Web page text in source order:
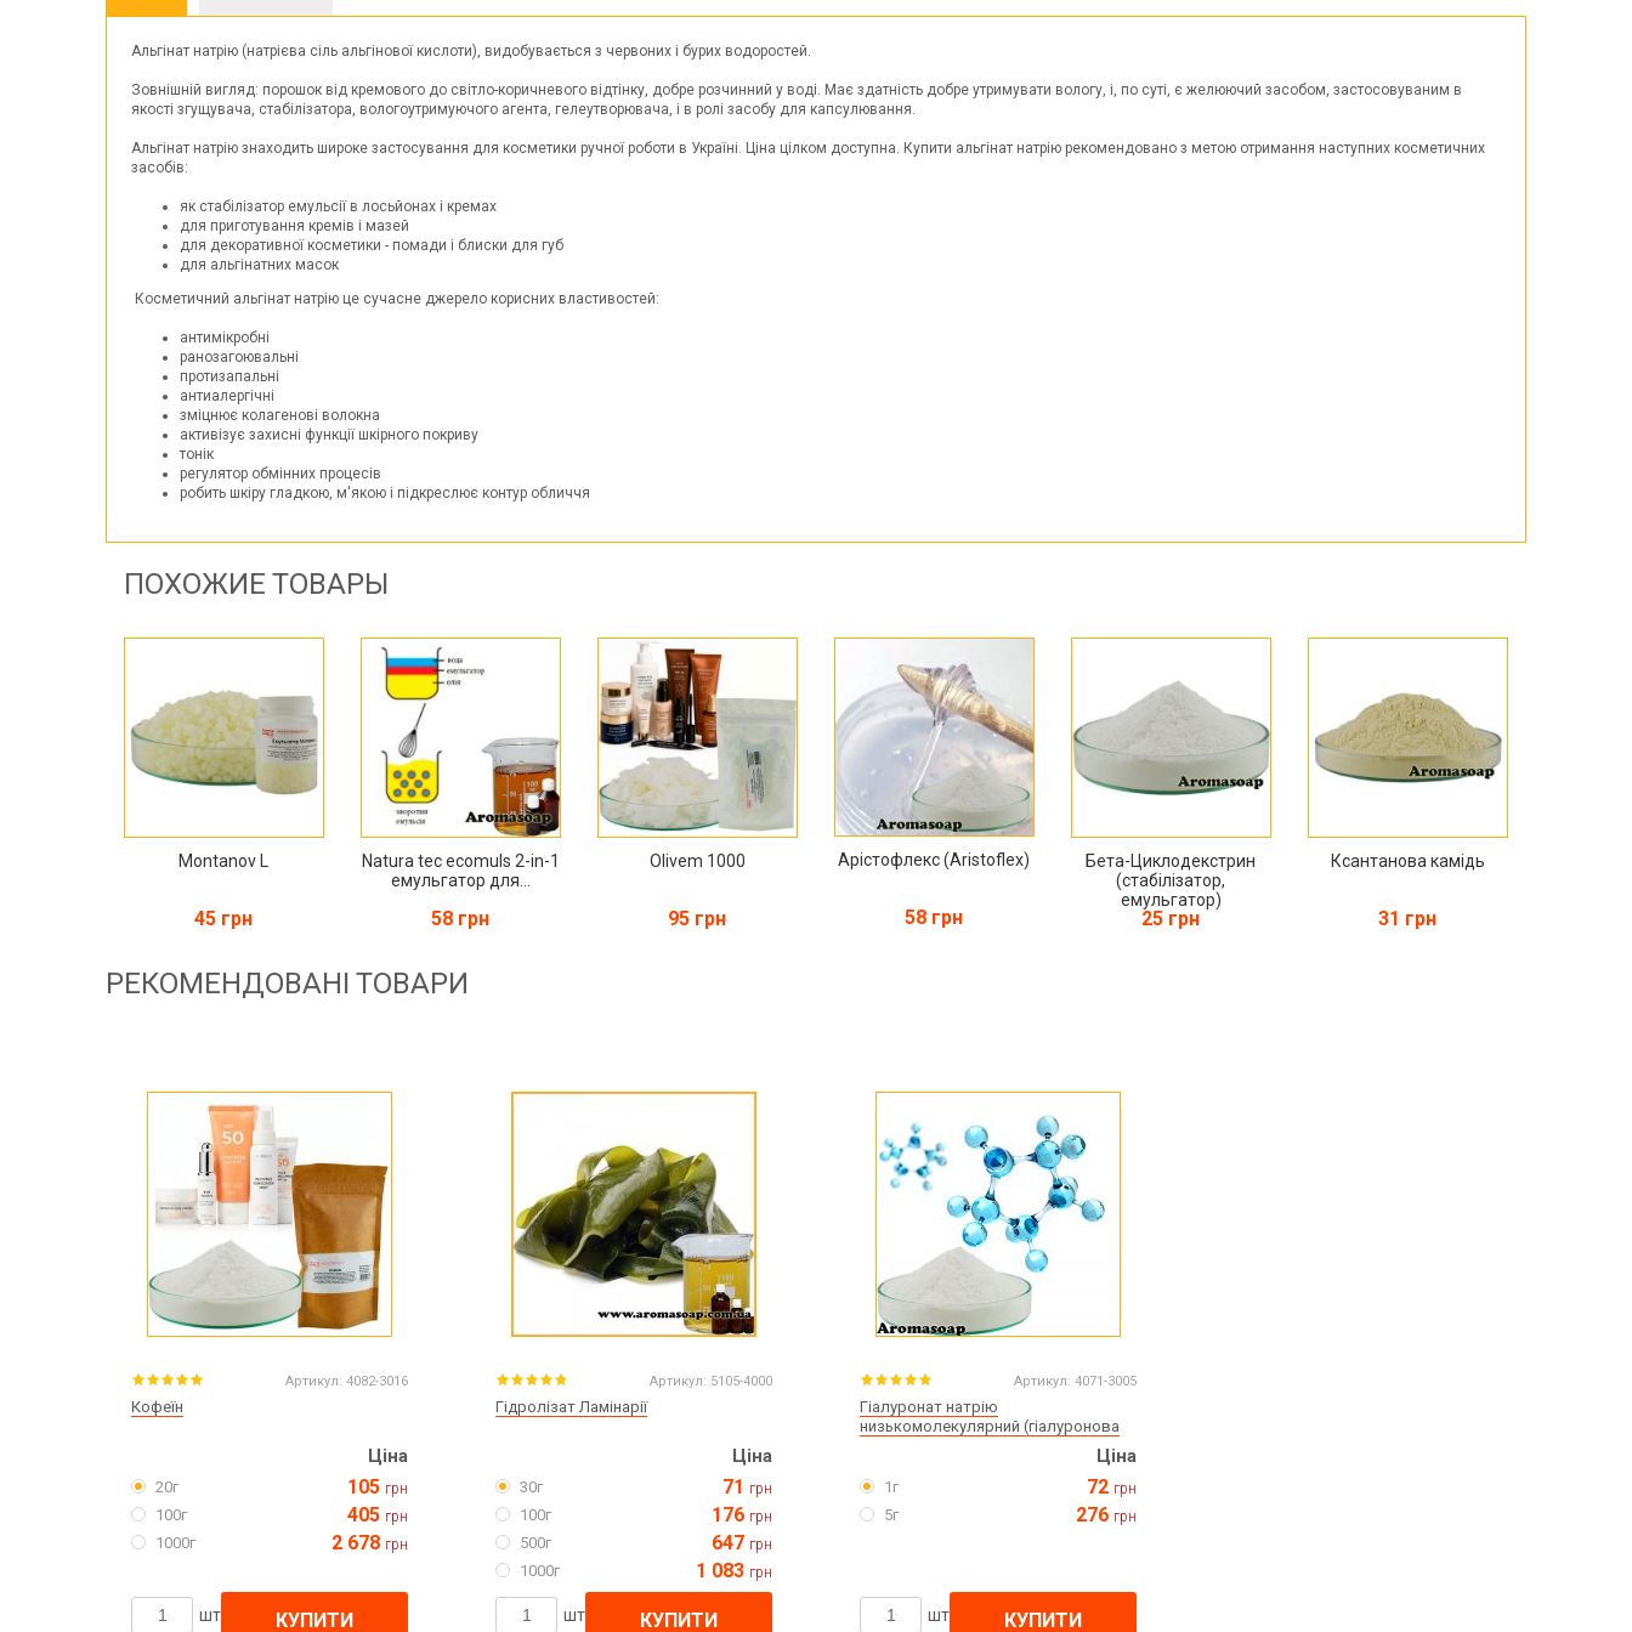
Альгінат натрію (натрієва сіль альгінової кислоти), видобувається з червоних і бурих водоростей.
Зовнішній вигляд: порошок від кремового до світло-коричневого відтінку, добре розчинний у воді. Має здатність добре утримувати вологу, і, по суті, є желюючий засобом, застосовуваним в
якості згущувача, стабілізатора, вологоутримуючого агента, гелеутворювача, і в ролі засобу для капсулювання.
Альгінат натрію знаходить широке застосування для косметики ручної роботи в Україні. Ціна цілком доступна. Купити альгінат натрію рекомендовано з метою отримання наступних косметичних
засобів:
як стабілізатор емульсії в лосьйонах і кремах
для приготування кремів і мазей
для декоративної косметики - помади і блиски для губ
для альгінатних масок
Косметичний альгінат натрію це сучасне джерело корисних властивостей:
антимікробні
ранозагоювальні
протизапальні
антиалергічні
зміцнює колагенові волокна
активізує захисні функції шкірного покриву
тонік
регулятор обмінних процесів
робить шкіру гладкою, м'якою і підкреслює контур обличчя
ПОХОЖИЕ ТОВАРЫ
Montanov L
45 грн
Natura tec ecomuls 2-in-1
емульгатор для...
58 грн
Olivem 1000
95 грн
Арістофлекс (Aristoflex)
58 грн
Бета-Циклодекстрин
(стабілізатор,
емульгатор)
25 грн
Ксантанова камідь
31 грн
РЕКОМЕНДОВАНІ ТОВАРИ
Артикул: 4082-3016
Кофеїн
Ціна
20г 105 грн
100г 405 грн
1000г 2 678 грн
шт КУПИТИ
Артикул: 5105-4000
Гідролізат Ламінарії
Ціна
30г 71 грн
100г 176 грн
500г 647 грн
1000г 1 083 грн
шт КУПИТИ
Артикул: 4071-3005
Гіалуронат натрію
низькомолекулярний (гіалуронова
Ціна
1г 72 грн
5г 276 грн
шт КУПИТИ